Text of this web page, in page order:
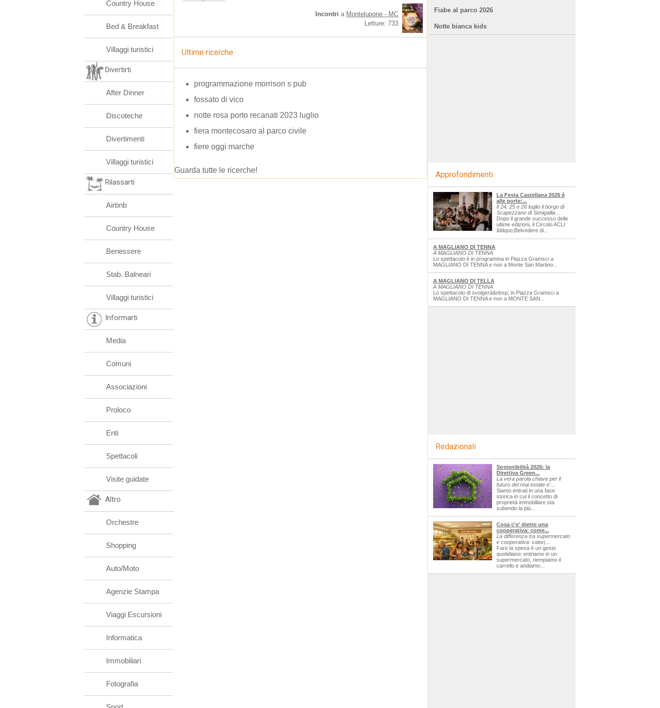
Incontri a Montelupone - MC
Letture: 733
Ultime ricerche
programmazione morrison s pub
fossato di vico
notte rosa porto recanati 2023 luglio
fiera montecosaro al parco civile
fiere oggi marche
Guarda tutte le ricerche!
Country House
Bed & Breakfast
Villaggi turistici
Divertirti
After Dinner
Discoteche
Divertimenti
Villaggi turistici
Rilassarti
Airbnb
Country House
Benessere
Stab. Balneari
Villaggi turistici
Informarti
Media
Comuni
Associazioni
Proloco
Enti
Spettacoli
Visite guidate
Altro
Orchestre
Shopping
Auto/Moto
Agenzie Stampa
Viaggi Escursioni
Informatica
Immobiliari
Fotografia
Fiabe al parco 2026
Notte bianca kids
Approfondimenti
La Festa Castellana 2026 è
alle porte:...
Il 24, 25 e 26 luglio il borgo di
Scapezzano di Senigallia...
Dopo il grande successo delle
ultime edizioni, il Circolo ACLI
&ldquo;Belvedere di...
A MAGLIANO DI TENNA
A MAGLIANO DI TENNA
Lo spettacolo è in programma in Piazza Gramsci a
MAGLIANO DI TENNA e non a Monte San Martino...
A MAGLIANO DI TELLA
A MAGLIANO DI TENNA
Lo spettacolo di svolgerà&nbsp; in Piazza Gramsci a
MAGLIANO DI TENNA e non a MONTE SAN...
Redazionali
Sostenibilità 2026: la
Direttiva Green...
La vera parola chiave per il
futuro del real estate e'...
Siamo entrati in una fase
storica in cui il concetto di
proprietà immobiliare sta
subendo la più...
Cosa c'e' dietro una
cooperativa: come...
La differenza tra supermercato
e cooperativa: valori,...
Fare la spesa è un gesto
quotidiano: entriamo in un
supermercato, riempiamo il
carrello e andiamo...